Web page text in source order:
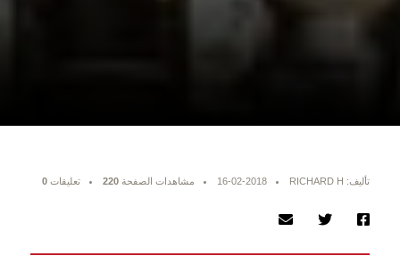
تأليف: RICHARD H 16-02-2018 مشاهدات الصفحة 220 تعليقات 0